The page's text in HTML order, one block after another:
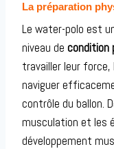
La préparation
Le water-polo est
niveau de condition
travailler leur
naviguer
contrôle du ballon.
musculation et les
développement